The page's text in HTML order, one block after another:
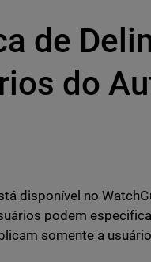
de
do
disponível no
podem
somente a